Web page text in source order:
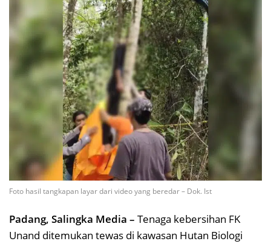
Foto hasil tangkapan layar dari video yang beredar – Dok. Ist
Padang, Salingka Media – Tenaga kebersihan FK
Unand ditemukan tewas di kawasan Hutan Biologi